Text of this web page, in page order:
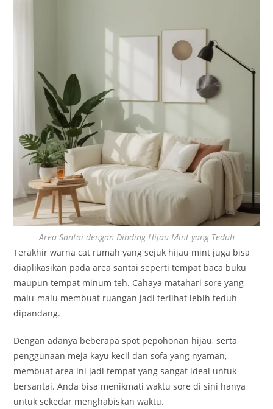
Area Santai dengan Dinding Hijau Mint yang Teduh
Terakhir warna cat rumah yang sejuk hijau mint juga bisa
diaplikasikan pada area santai seperti tempat baca buku
maupun tempat minum teh. Cahaya matahari sore yang
malu-malu membuat ruangan jadi terlihat lebih teduh
dipandang.
Dengan adanya beberapa spot pepohonan hijau, serta
penggunaan meja kayu kecil dan sofa yang nyaman,
membuat area ini jadi tempat yang sangat ideal untuk
bersantai. Anda bisa menikmati waktu sore di sini hanya
untuk sekedar menghabiskan waktu.